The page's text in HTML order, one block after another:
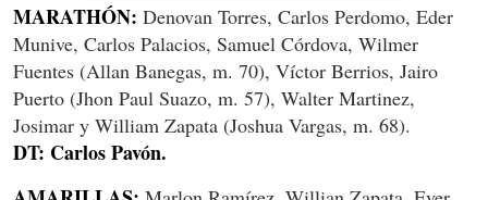
MARATHÓN: Denovan Torres, Carlos Perdomo, Eder
Munive, Carlos Palacios, Samuel Córdova, Wilmer
Fuentes (Allan Banegas, m. 70), Víctor Berrios, Jairo
Puerto (Jhon Paul Suazo, m. 57), Walter Martinez,
Josimar y William Zapata (Joshua Vargas, m. 68).
DT: Carlos Pavón.